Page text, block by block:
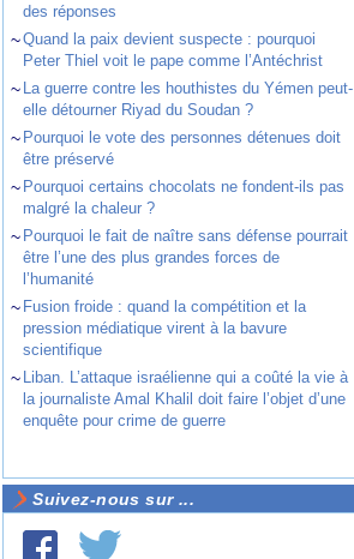
des réponses
~Quand la paix devient suspecte : pourquoi
Peter Thiel voit le pape comme l’Antéchrist
~ La guerre contre les houthistes du Yémen peut-
elle détourner Riyad du Soudan ?
~ Pourquoi le vote des personnes détenues doit
être préservé
~ Pourquoi certains chocolats ne fondent-ils pas
malgré la chaleur ?
~ Pourquoi le fait de naître sans défense pourrait
être l’une des plus grandes forces de
l’humanité
~ Fusion froide : quand la compétition et la
pression médiatique virent à la bavure
scientifique
~ Liban. L’attaque israélienne qui a coûté la vie à
la journaliste Amal Khalil doit faire l’objet d’une
enquête pour crime de guerre
Suivez-nous sur ...